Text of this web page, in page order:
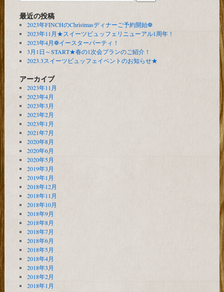
最近の投稿
2023年FINCHのChristmasディナーご予約開始❁
2023年11月★スイーツビュッフェリニューアル1周年！
2023年4月❁イースターパーティ！
3月1日～START★春の1次会プランのご紹介！
2023.3スイーツビュッフェイベントのお知らせ★
アーカイブ
2023年11月
2023年4月
2023年3月
2023年2月
2023年1月
2021年7月
2020年8月
2020年6月
2020年5月
2019年3月
2019年1月
2018年12月
2018年11月
2018年10月
2018年9月
2018年8月
2018年7月
2018年6月
2018年5月
2018年4月
2018年3月
2018年2月
2018年1月